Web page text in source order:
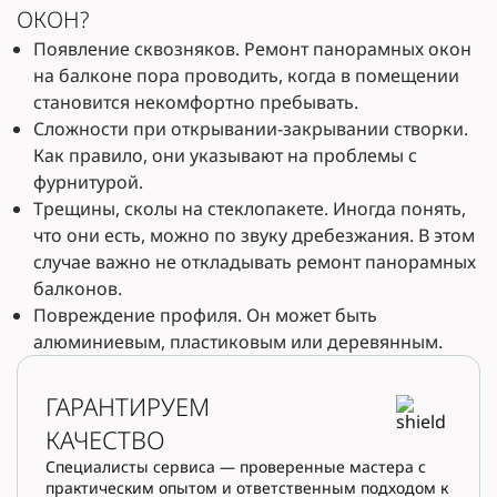
ОКОН?
Появление сквозняков. Ремонт панорамных окон
на балконе пора проводить, когда в помещении
становится некомфортно пребывать.
Сложности при открывании-закрывании створки.
Как правило, они указывают на проблемы с
фурнитурой.
Трещины, сколы на стеклопакете. Иногда понять,
что они есть, можно по звуку дребезжания. В этом
случае важно не откладывать ремонт панорамных
балконов.
Повреждение профиля. Он может быть
алюминиевым, пластиковым или деревянным.
ГАРАНТИРУЕМ
КАЧЕСТВО
Специалисты сервиса — проверенные мастера с
практическим опытом и ответственным подходом к